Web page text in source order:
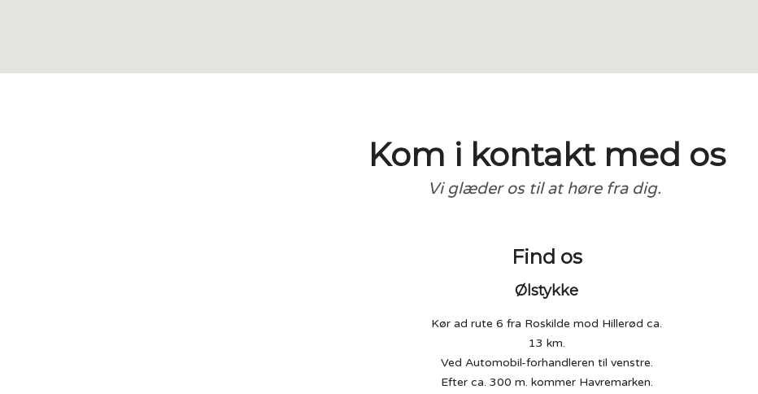
Kom i kontakt med os
Vi glæder os til at høre fra dig.
Find os
Ølstykke
Kør ad rute 6 fra Roskilde mod Hillerød ca.
13 km.
Ved Automobil-forhandleren til venstre.
Efter ca. 300 m. kommer Havremarken.